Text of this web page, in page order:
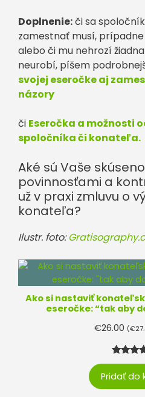
Doplnenie:či sa
zamestnať musí,
alebo či mu nehrozí
neurobí, píšem
svojej eseročke aj
názory
či Eseročka a možnosti
spoločníka či konateľa.
Aké sú Vaše
povinnosťami a
už v praxi zmluvu o
konateľa?
Ilustr. foto:
Ako si nastaviť
eseročke: “tak aby
€26.00 (€
5.00z
na
3
Pridať do